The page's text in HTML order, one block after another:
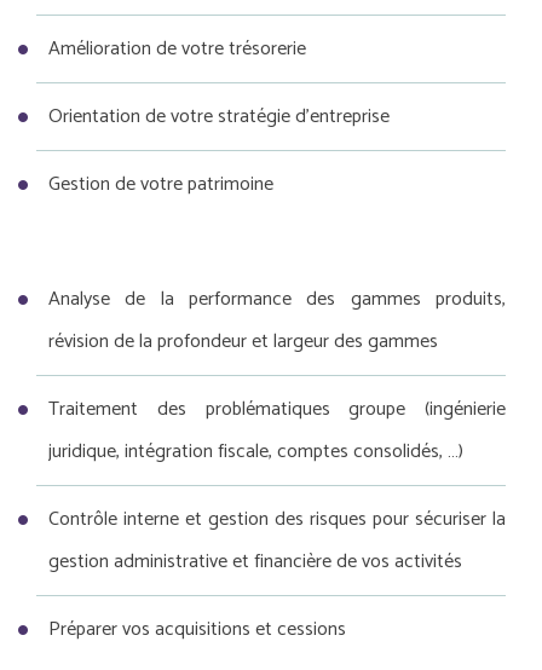
Amélioration de votre trésorerie
Orientation de votre stratégie d’entreprise
Gestion de votre patrimoine
Analyse de la performance des gammes produits,
révision de la profondeur et largeur des gammes
Traitement des problématiques groupe (ingénierie
juridique, intégration fiscale, comptes consolidés, …)
Contrôle interne et gestion des risques pour sécuriser la
gestion administrative et financière de vos activités
Préparer vos acquisitions et cessions